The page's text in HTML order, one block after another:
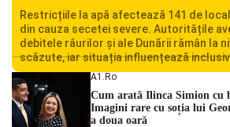
Restricțiile la apă afectează 141 de
din cauza secetei severe. Autoritățile
debitele râurilor și ale Dunării rămân la
scăzute, iar situația influențează
Centralei Nucleare de la Cernavodă.
cu una dintre cele mai dificile perioade
hidrologic din ultimii ani. Lipsa […]
A1.ro
Cum arată Ilinca Simion cu
Imagini rare cu soția lui
a doua oară